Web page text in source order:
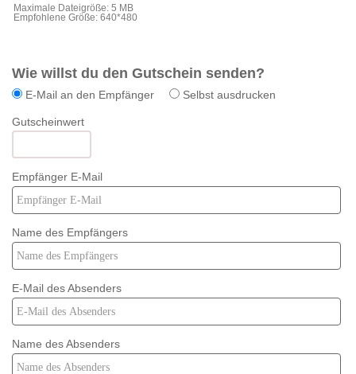
Maximale Dateigröße: 5 MB
Empfohlene Größe: 640*480
Wie willst du den Gutschein senden?
E-Mail an den Empfänger Selbst ausdrucken
Gutscheinwert
Empfänger E-Mail
Name des Empfängers
E-Mail des Absenders
Name des Absenders